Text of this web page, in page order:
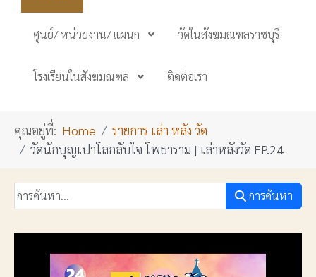
ศูนย์/ หน่วยงาน/ แผนก วัดในสังฆมณฑลราชบุรี
โรงเรียนในสังฆมณฑล ติดต่อเรา
คุณอยู่ที่: Home
รายการ เล่า หลัง วัด
วัดนักบุญเปาโลกลับใจ โพธาราม | เล่าหลังวัด EP.24
การค้นหา